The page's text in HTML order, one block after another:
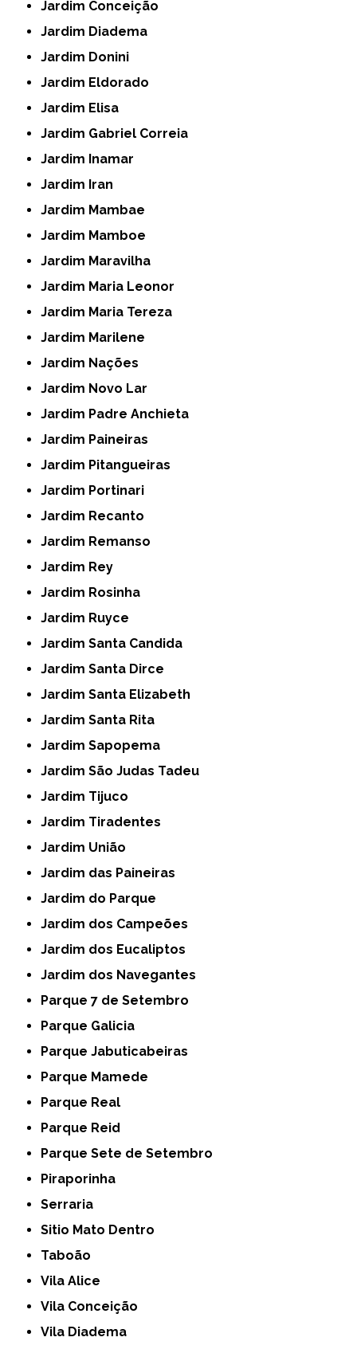
Jardim Conceição
Jardim Diadema
Jardim Donini
Jardim Eldorado
Jardim Elisa
Jardim Gabriel Correia
Jardim Inamar
Jardim Iran
Jardim Mambae
Jardim Mamboe
Jardim Maravilha
Jardim Maria Leonor
Jardim Maria Tereza
Jardim Marilene
Jardim Nações
Jardim Novo Lar
Jardim Padre Anchieta
Jardim Paineiras
Jardim Pitangueiras
Jardim Portinari
Jardim Recanto
Jardim Remanso
Jardim Rey
Jardim Rosinha
Jardim Ruyce
Jardim Santa Candida
Jardim Santa Dirce
Jardim Santa Elizabeth
Jardim Santa Rita
Jardim Sapopema
Jardim São Judas Tadeu
Jardim Tijuco
Jardim Tiradentes
Jardim União
Jardim das Paineiras
Jardim do Parque
Jardim dos Campeões
Jardim dos Eucaliptos
Jardim dos Navegantes
Parque 7 de Setembro
Parque Galicia
Parque Jabuticabeiras
Parque Mamede
Parque Real
Parque Reid
Parque Sete de Setembro
Piraporinha
Serraria
Sitio Mato Dentro
Taboão
Vila Alice
Vila Conceição
Vila Diadema